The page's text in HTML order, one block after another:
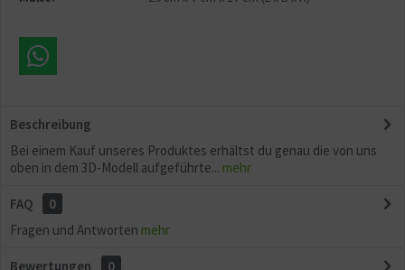
Beschreibung
Bei einem Kauf unseres Produktes erhältst du genau die von uns
oben in dem 3D-Modell aufgeführte... mehr
FAQ
0
Fragen und Antworten mehr
Bewertungen
0